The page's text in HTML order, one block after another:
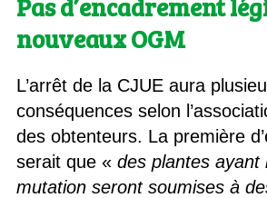
nouveaux OGM
L’arrêt de la CJUE aura
conséquences selon
des obtenteurs. La première
serait que « des plantes ayant
mutation seront soumises à